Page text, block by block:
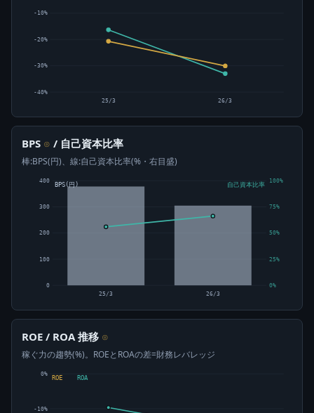
-40%
-30%
-20%
-10%
25/3 26/3
BPS ⊙ / 自己資本比率
棒:BPS(円)、線:自己資本比率(%・右目盛)
0
100
200
300
400
0%
25%
50%
75%
100%
25/3 26/3
BPS(円) 自己資本比率
ROE / ROA 推移 ⊙
稼ぐ力の趨勢(%)。ROEとROAの差=財務レバレッジ
-10%
0%
ROE ROA